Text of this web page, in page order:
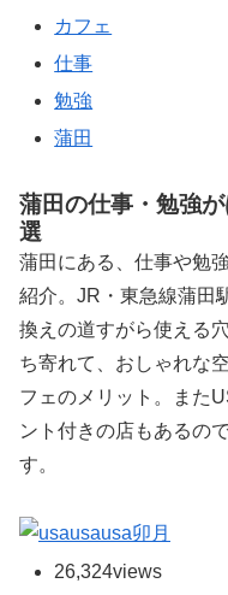
カフェ
仕事
勉強
蒲田
蒲田の仕事・勉強
選
蒲田にある、仕事や勉
紹介。JR・東急線蒲田
換えの道すがら使える
ち寄れて、おしゃれな
フェのメリット。また
ント付きの店もあるの
す。
卯月
26,324views